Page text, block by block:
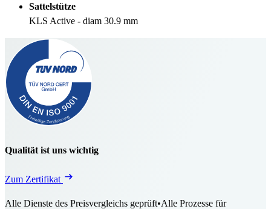
Sattelstütze
KLS Active - diam 30.9 mm
Qualität ist uns wichtig
Zum Zertifikat
Alle Dienste des Preisvergleichs geprüft•Alle Prozesse für